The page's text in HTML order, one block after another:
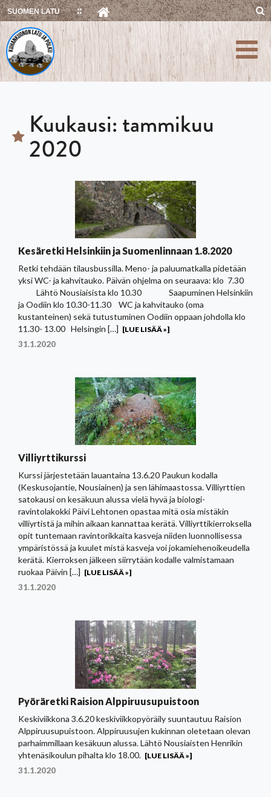
Skip
to
content
SUOMEN LATU
Kuukausi:tammikuu
2020
Kesäretki Helsinkiin ja Suomenlinnaan 1.8.2020
Retki tehdään tilausbussilla. Meno- ja paluumatkalla pidetään
yksi WC- ja kahvitauko. Päivän ohjelma on seuraava: klo 7.30
Lähtö Nousiaisista klo 10.30 Saapuminen Helsinkiin
ja Oodiin klo 10.30-11.30 WC ja kahvitauko (oma
kustanteinen) sekä tutustuminen Oodiin oppaan johdolla klo
11.30- 13.00 Helsingin […] [LUE LISÄÄ »]
31.1.2020
Villiyrttikurssi
Kurssi järjestetään lauantaina 13.6.20 Paukun kodalla
(Keskusojantie, Nousiainen) ja sen lähimaastossa. Villiyrttien
satokausi on kesäkuun alussa vielä hyvä ja biologi-
ravintolakokki Päivi Lehtonen opastaa mitä osia mistäkin
villiyrtistä ja mihin aikaan kannattaa kerätä. Villiyrttikierroksella
opit tuntemaan ravintorikkaita kasveja niiden luonnollisessa
ympäristössä ja kuulet mistä kasveja voi jokamiehenoikeudella
kerätä. Kierroksen jälkeen siirrytään kodalle valmistamaan
ruokaa Päivin […] [LUE LISÄÄ »]
31.1.2020
Pyöräretki Raision Alppiruusupuistoon
Keskiviikkona 3.6.20 keskiviikkopyöräily suuntautuu Raision
Alppiruusupuistoon. Alppiruusujen kukinnan oletetaan olevan
parhaimmillaan kesäkuun alussa. Lähtö Nousiaisten Henrikin
yhtenäsikoulun pihalta klo 18.00. [LUE LISÄÄ »]
31.1.2020